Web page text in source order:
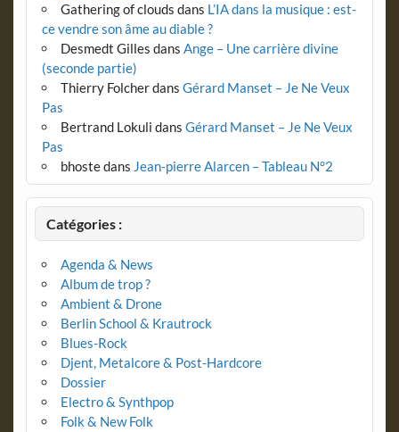
Gathering of clouds dans L’IA dans la musique : est-
ce vendre son âme au diable ?
Desmedt Gilles dans Ange – Une carrière divine
(seconde partie)
Thierry Folcherdans Gérard Manset – Je Ne Veux
Pas
Bertrand Lokuli dans Gérard Manset – Je Ne Veux
Pas
bhostedans Jean-pierre Alarcen – Tableau N°2
Catégories :
Agenda & News
Album de trop ?
Ambient & Drone
Berlin School & Krautrock
Blues-Rock
Djent, Metalcore & Post-Hardcore
Dossier
Electro & Synthpop
Folk & New Folk